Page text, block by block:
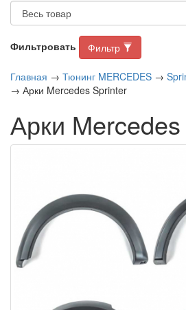
Фильтровать Фильтр
Главная → Тюнинг MERCEDES →
→ Арки Mercedes Sprinter
Арки